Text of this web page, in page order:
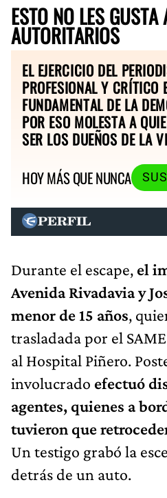
ESTO NO LES GUSTA
AUTORITARIOS
EL EJERCICIO DEL
PROFESIONAL Y CRÍTICO
FUNDAMENTAL DE LA
POR ESO MOLESTA A
SER LOS DUEÑOS DE LA
HOY MÁS QUE NUNCA
Durante el escape, el
Avenida Rivadavia y
menor de 15 años,
trasladada por el
al Hospital Piñero.
involucrado efectuó
agentes, quienes a
tuvieron que
Un testigo grabó la
detrás de un auto.